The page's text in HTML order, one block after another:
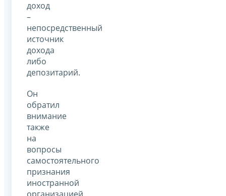
доход
–
непосредственный
источник
дохода
либо
депозитарий.
Он
обратил
внимание
также
на
вопросы
самостоятельного
признания
иностранной
организацией